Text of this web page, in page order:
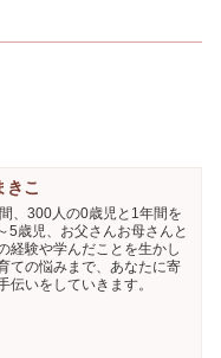
こ
、300人の0歳児と1年間を
5歳児、お父さんお母さんと
経験や学んだことを生かし
ての悩みまで、あなたに寄
伝いをしていきます。